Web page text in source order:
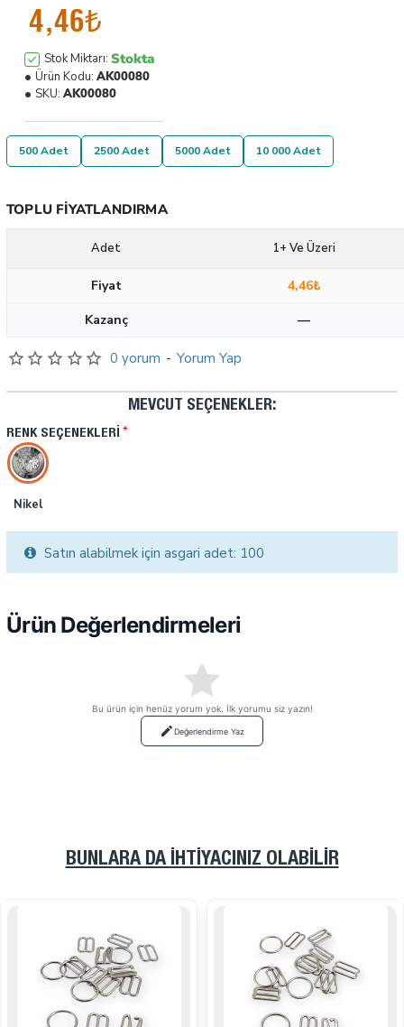
0 yorum - Yorum Yap
4,46₺
Stok Miktarı: Stokta
Ürün Kodu: AK00080
SKU: AK00080
500 Adet 2500 Adet 5000 Adet 10 000 Adet
MEVCUT SEÇENEKLER:
RENK SEÇENEKLERI
Nikel
Satın alabilmek için asgari adet: 100
TOPLU FIYATLANDIRMA
Adet 1+ Ve Üzeri
Fiyat
4,46₺
Kazanç
—
Ürün Değerlendirmeleri
Bu ürün için henüz yorum yok. İlk yorumu siz yazın!
Değerlendirme Yaz
BUNLARA DA İHTIYACINIZ OLABILIR